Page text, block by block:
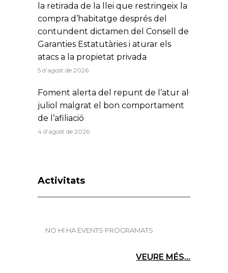
la retirada de la llei que restringeix la
compra d’habitatge després del
contundent dictamen del Consell de
Garanties Estatutàries i aturar els
atacs a la propietat privada
5 d'agost de 2026
Foment alerta del repunt de l’atur al
juliol malgrat el bon comportament
de l’afiliació
4 d'agost de 2026
Activitats
NO HI HA EVENTS PROGRAMATS
VEURE MÉS...